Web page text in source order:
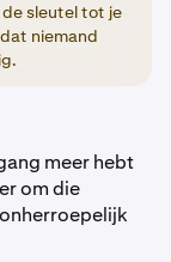
de sleutel tot je
niemand
meer hebt
om die